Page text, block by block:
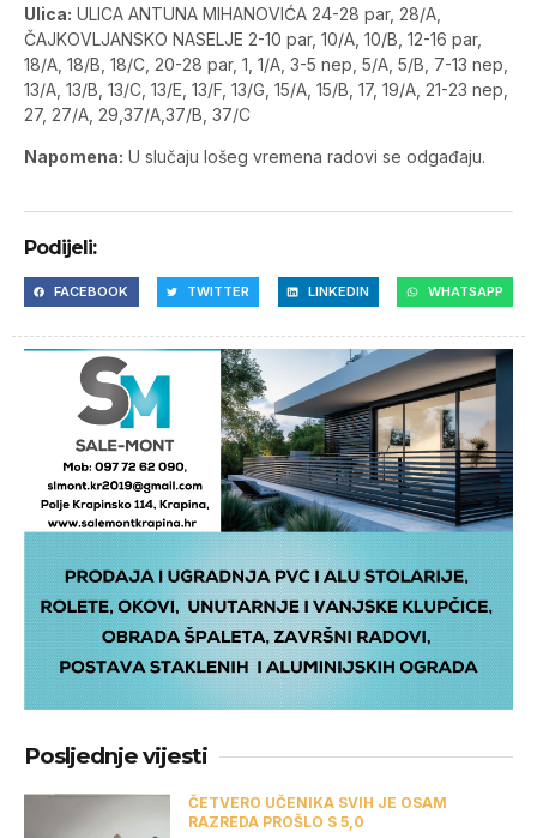
Ulica: ULICA ANTUNA MIHANOVIĆA 24-28 par, 28/A,
ČAJKOVLJANSKO NASELJE 2-10 par, 10/A, 10/B, 12-16 par,
18/A, 18/B, 18/C, 20-28 par, 1, 1/A, 3-5 nep, 5/A, 5/B, 7-13 nep,
13/A, 13/B, 13/C, 13/E, 13/F, 13/G, 15/A, 15/B, 17, 19/A, 21-23 nep,
27, 27/A, 29,37/A,37/B, 37/C
Napomena: U slučaju lošeg vremena radovi se odgađaju.
Podijeli:
FACEBOOK TWITTER LINKEDIN WHATSAPP
Posljednje vijesti
ČETVERO UČENIKA SVIH JE OSAM
RAZREDA PROŠLO S 5,0